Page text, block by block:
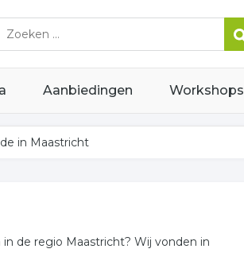
Aanbiedingen Workshops
in Maastricht
de regio Maastricht? Wij vonden in